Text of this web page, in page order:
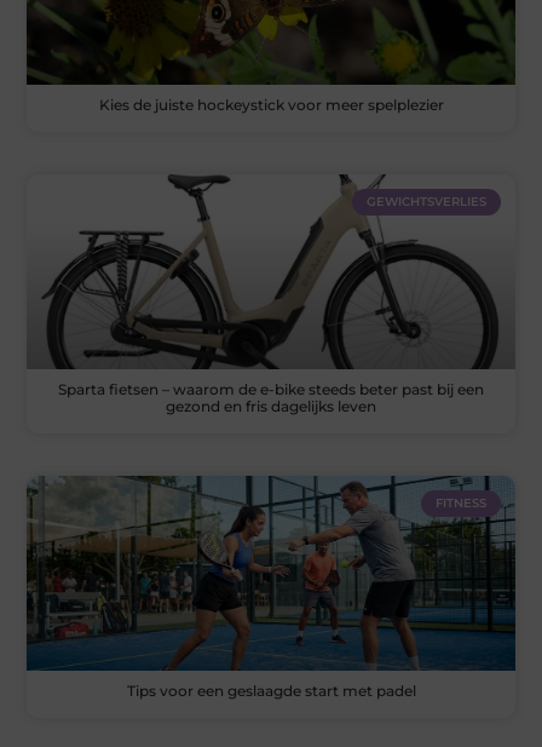
Kies de juiste hockeystick voor meer spelplezier
GEWICHTSVERLIES
Sparta fietsen – waarom de e-bike steeds beter past bij een
gezond en fris dagelijks leven
FITNESS
Tips voor een geslaagde start met padel